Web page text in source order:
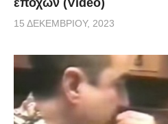
15 ΔΕΚΕΜΒΡΊΟΥ, 2023